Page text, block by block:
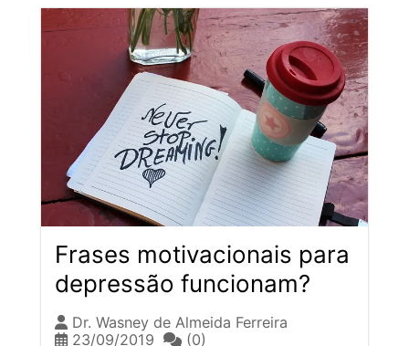
Frases motivacionais para
depressão funcionam?
Dr. Wasney de Almeida Ferreira
23/09/2019
(0)